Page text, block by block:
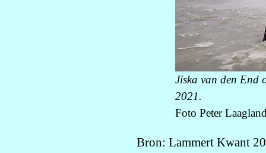
Jiska van den End
2021.
Foto Peter
Bron: Lammert Kwant